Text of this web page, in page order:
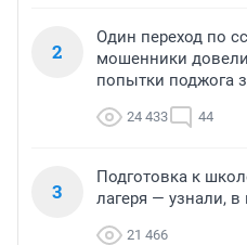
2
Один переход по
мошенники
попытки поджога
24 433 44
3
Подготовка к
лагеря — узнали,
21 466